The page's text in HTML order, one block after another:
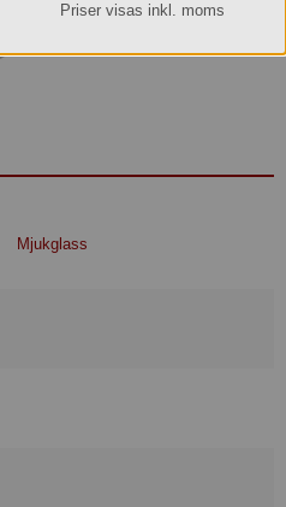
Mjukglass
Priser visas inkl. moms